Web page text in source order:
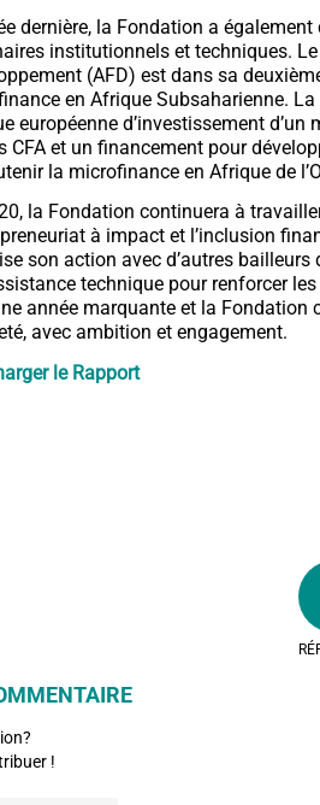
dernière, la Fondation a
institutionnels et techniques.
(AFD) est dans sa
en Afrique Subsaharienne.
européenne d’investissement
CFA et un financement pour
la microfinance en Afrique de
la Fondation continuera à
à impact et l’inclusion
son action avec d’autres
technique pour renforcer
année marquante et la
avec ambition et engagement.
le Rapport
!